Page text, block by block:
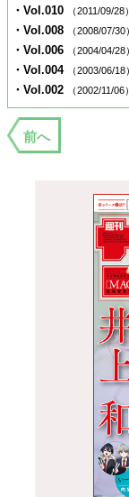
・Vol.010 （2011/09/28）
・Vol.008 （2008/07/30）
・Vol.006 （2004/04/28）
・Vol.004 （2003/06/18）
・Vol.002 （2002/11/06）
前へ